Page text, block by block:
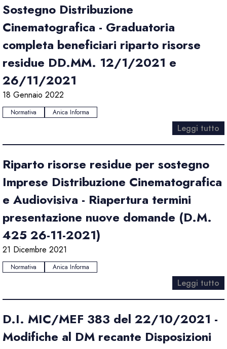
Sostegno Distribuzione
Cinematografica - Graduatoria
completa beneficiari riparto risorse
residue DD.MM. 12/1/2021 e
26/11/2021
18 Gennaio 2022
Normativa Anica Informa
Leggi tutto
Riparto risorse residue per sostegno
Imprese Distribuzione Cinematografica
e Audiovisiva - Riapertura termini
presentazione nuove domande (D.M.
425 26-11-2021)
21 Dicembre 2021
Normativa Anica Informa
Leggi tutto
D.I. MIC/MEF 383 del 22/10/2021 -
Modifiche al DM recante Disposizioni